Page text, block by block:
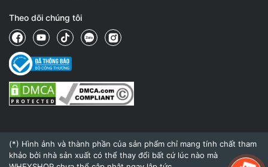
Theo dõi chúng tôi
(*) Hình ảnh và thành phần của sản phẩm chỉ mang tính chất tham
khảo bởi nhà sản xuất có thể thay đổi bất cứ lúc nào mà